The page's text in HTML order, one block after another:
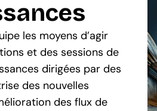
les moyens d’agir
et des sessions de
dirigées par des
des nouvelles
des flux de